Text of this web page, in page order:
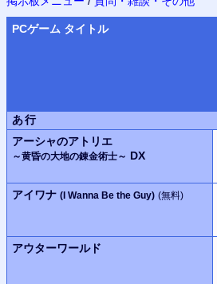
PCゲーム タイトル
あ行
アーシャのアトリエ
～黄昏の大地の錬金術士～ DX
アイワナ (I Wanna Be the Guy) (無料)
アウターワールド